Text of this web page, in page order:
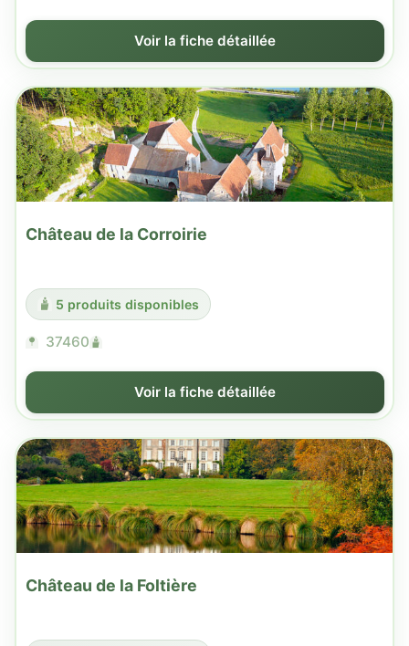
Voir la fiche détaillée
Château de la Corroirie
5 produits disponibles
37460
Voir la fiche détaillée
Château de la Foltière